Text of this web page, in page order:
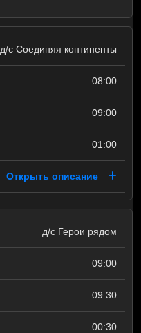
д/с Соединяя континенты
08:00
09:00
01:00
Открыть описание
д/с Герои рядом
09:00
09:30
00:30